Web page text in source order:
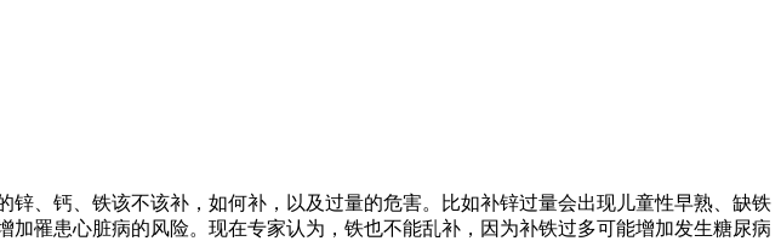
、钙、铁该不该补，如何补，以及过量的危害。比如补锌过量会出现儿童性早熟、缺铁
罹患心脏病的风险。现在专家认为，铁也不能乱补，因为补铁过多可能增加发生糖尿病